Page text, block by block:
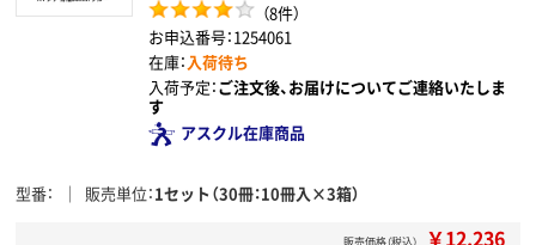
（8件）
お申込番号：1254061
在庫：入荷待ち
入荷予定：ご注文後、お届けについてご連絡いたしま
す
アスクル在庫商品
型番 販売単位 1セット（30冊：10冊入×3箱）
￥12,236